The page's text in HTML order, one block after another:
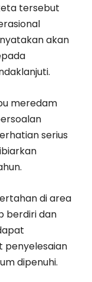
tersebut
akan
meredam
serius
di area
berdiri dan
penyelesaian
dipenuhi.